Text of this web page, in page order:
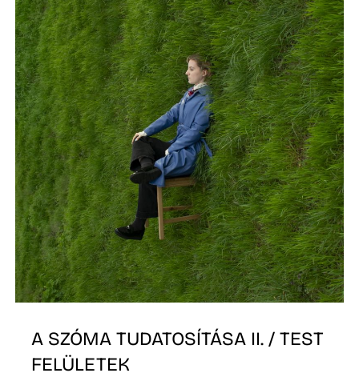
A SZÓMA TUDATOSÍTÁSA II. / TEST
FELÜLETEK